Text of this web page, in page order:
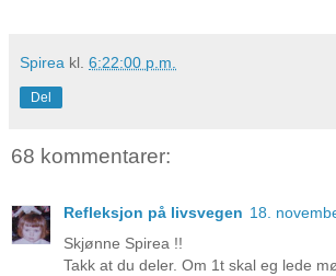
Spirea kl. 6:22:00 p.m.
Del
68 kommentarer:
Refleksjon på livsvegen 18.
Skjønne Spirea !!
Takk at du deler. Om 1t skal eg lede